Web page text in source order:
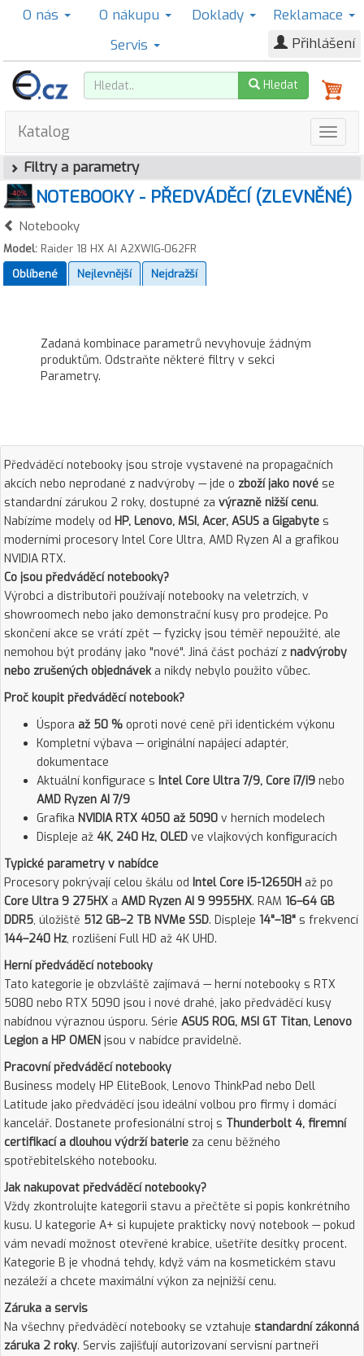
O nás O nákupu Doklady
Reklamace
Servis
Přihlášení
Hledat
Katalog
Filtry a parametry
NOTEBOOKY - PŘEDVÁDĚCÍ (ZLEVNĚNÉ)
Notebooky
Model: Raider 18 HX AI A2XWIG-062FR
Oblíbené
Nejlevnější Nejdražší
Zadaná kombinace parametrů nevyhovuje žádným
produktům. Odstraňte některé filtry v sekci
Parametry.
Předváděcí notebooky jsou stroje vystavené na propagačních
akcích nebo neprodané z nadvýroby — jde o zboží jako nové se
standardní zárukou 2 roky, dostupné za výrazně nižší cenu.
Nabízíme modely od HP, Lenovo, MSI, Acer, ASUS a Gigabyte s
moderními procesory Intel Core Ultra, AMD Ryzen AI a grafikou
NVIDIA RTX.
Co jsou předváděcí notebooky?
Výrobci a distributoři používají notebooky na veletrzích, v
showroomech nebo jako demonstrační kusy pro prodejce. Po
skončení akce se vrátí zpět — fyzicky jsou téměř nepoužité, ale
nemohou být prodány jako "nové". Jiná část pochází z nadvýroby
nebo zrušených objednáveka nikdy nebylo použito vůbec.
Proč koupit předváděcí notebook?
Úspora až 50 % oproti nové ceně při identickém výkonu
Kompletní výbava — originální napájecí adaptér,
dokumentace
Aktuální konfigurace s Intel Core Ultra 7/9, Core i7/i9 nebo
AMD Ryzen AI 7/9
Grafika NVIDIA RTX 4050 až 5090 v herních modelech
Displeje až 4K, 240 Hz, OLED ve vlajkových konfiguracích
Typické parametry v nabídce
Procesory pokrývají celou škálu od Intel Core i5-12650H až po
Core Ultra 9 275HX a AMD Ryzen AI 9 9955HX. RAM 16–64 GB
DDR5, úložiště 512 GB–2 TB NVMe SSD. Displeje 14"–18" s frekvencí
144–240 Hz, rozlišení Full HD až 4K UHD.
Herní předváděcí notebooky
Tato kategorie je obzvláště zajímavá — herní notebooky s RTX
5080 nebo RTX 5090 jsou i nové drahé, jako předváděcí kusy
nabídnou výraznou úsporu. Série ASUS ROG, MSI GT Titan, Lenovo
Legion a HP OMEN jsou v nabídce pravidelně.
Pracovní předváděcí notebooky
Business modely HP EliteBook, Lenovo ThinkPad nebo Dell
Latitude jako předváděcí jsou ideální volbou pro firmy i domácí
kancelář. Dostanete profesionální stroj s Thunderbolt 4, firemní
certifikací a dlouhou výdrží baterie za cenu běžného
spotřebitelského notebooku.
Jak nakupovat předváděcí notebooky?
Vždy zkontrolujte kategorii stavu a přečtěte si popis konkrétního
kusu. U kategorie A+ si kupujete prakticky nový notebook — pokud
vám nevadí možnost otevřené krabice, ušetříte desítky procent.
Kategorie B je vhodná tehdy, když vám na kosmetickém stavu
nezáleží a chcete maximální výkon za nejnižší cenu.
Záruka a servis
Na všechny předváděcí notebooky se vztahuje standardní zákonná
záruka 2 roky. Servis zajišťují autorizovaní servisní partneři